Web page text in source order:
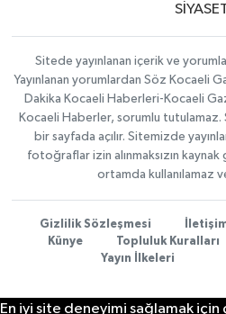
Sitede yayınlanan içerik ve
Yayınlanan yorumlardan Söz Kocaeli
Dakika Kocaeli Haberleri-Kocaeli
Kocaeli Haberler, sorumlu tutulamaz.
bir sayfada açılır. Sitemizde
fotoğraflar izin alınmaksızın
ortamda kullanılamaz
Gizlilik Sözleşmesi
Künye
Topluluk Kuralları
Yayın İlkeleri
En iyi site deneyimi sağlamak